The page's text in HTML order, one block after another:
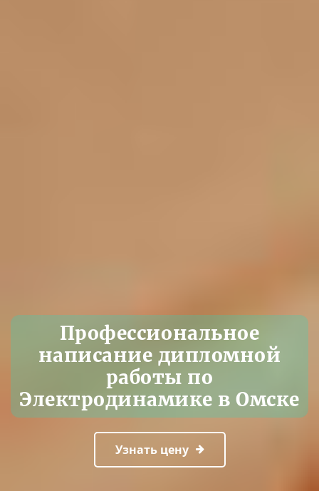
Профессиональное
написание дипломной
работы по
Электродинамике в Омске
Узнать цену